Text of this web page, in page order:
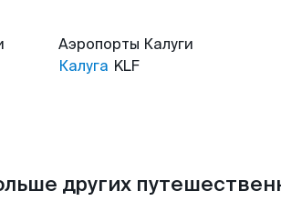
Аэропорты Калуги
Калуга KLF
других